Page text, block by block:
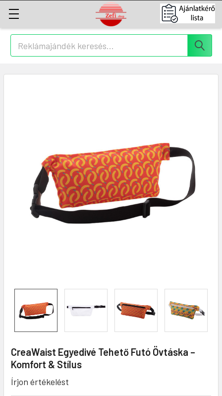
Keresés
CreaWaist Egyedivé Tehető Futó Övtáska –
Komfort & Stílus
Írjon értékelést